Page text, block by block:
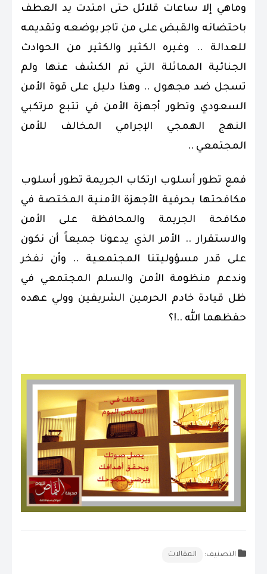
وماهي إلا ساعات قلائل حتى امتدت يد العطف
باحتضانه والقبض على من تاجر بوضعه وتقديمه
للعدالة .. وغيره الكثير والكثير من الحوادث
الجنائية المماثلة التي تم الكشف عنها ولم
تسجل ضد مجهول .. وهذا دليل على قوة الأمن
السعودي وتطور أجهزة الأمن في تتبع مرتكبي
النهج الهمجي الإجرامي المخالف للأمن
المجتمعي ..
فمع تطور أسلوب ارتكاب الجريمة تطور أسلوب
مكافحتها بحرفية الأجهزة الأمنية المختصة في
مكافحة الجريمة والمحافظة على الأمن
والاستقرار .. الأمر الذي يدعونا جميعاً أن نكون
على قدر مسؤوليتنا المجتمعية .. وأن نفخر
وندعم منظومة الأمن والسلم المجتمعي في
ظل قيادة خادم الحرمين الشريفين وولي عهده
حفظهما الله ..!؟
التصنيف: المقالات